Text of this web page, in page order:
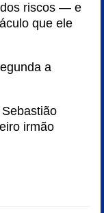
dos riscos — e
que ele
a
irmão